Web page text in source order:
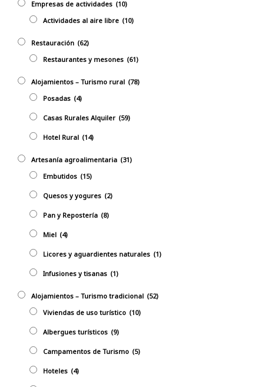
Empresas de actividades (10)
Actividades al aire libre (10)
Restauración (62)
Restaurantes y mesones (61)
Alojamientos – Turismo rural (78)
Posadas (4)
Casas Rurales Alquiler (59)
Hotel Rural (14)
Artesanía agroalimentaria (31)
Embutidos (15)
Quesos y yogures (2)
Pan y Repostería (8)
Miel (4)
Licores y aguardientes naturales (1)
Infusiones y tisanas (1)
Alojamientos – Turismo tradicional (52)
Viviendas de uso turístico (10)
Albergues turísticos (9)
Campamentos de Turismo (5)
Hoteles (4)